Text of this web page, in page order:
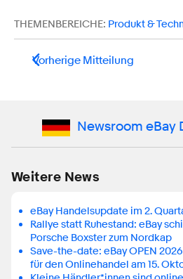
THEMENBEREICHE: Produkt &
Vorherige Mitteilung
Newsroom eBay
Weitere News
eBay Handelsupdate im 2.
Rallye statt Ruhestand: eBay
Porsche Boxster zum Nordkap
Save-the-date: eBay OPEN
für den Onlinehandel am 15.